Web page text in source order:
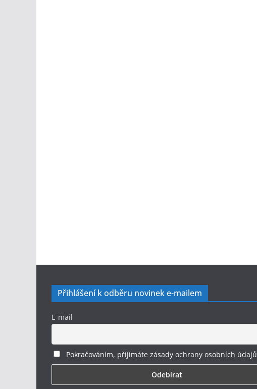
Přihlášení k odběru novinek e-mailem
E-mail
Pokračováním, příjímáte zásady ochrany osobních údajů